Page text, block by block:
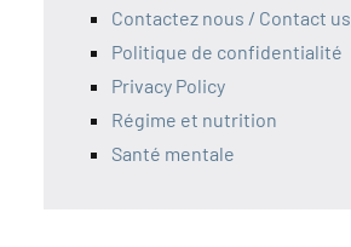
Contactez nous / Contact us
Politique de confidentialité
Privacy Policy
Régime et nutrition
Santé mentale